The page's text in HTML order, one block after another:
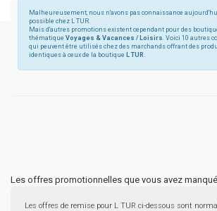
Malheureusement, nous n'avons pas connaissance
possible chez L TUR.
Mais d'autres promotions existent cependant pour des
thématique Voyages & Vacances / Loisirs. Voici 10 autres
qui peuvent être utilisés chez des marchands offrant des
identiques à ceux de la boutique L TUR.
Les offres promotionnelles que vous avez
Les offres de remise pour L TUR ci-dessous sont